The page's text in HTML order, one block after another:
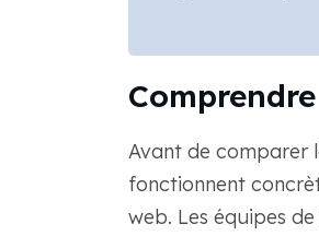
Avant de comparer
fonctionnent
web. Les équipes